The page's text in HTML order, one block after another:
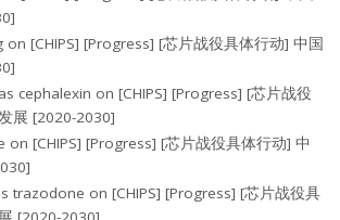
on[CHIPS] [Progress] [芯片战役具体行动] 中国
cephalexin on[CHIPS] [Progress] [芯片战役
展 [2020-2030]
on[CHIPS] [Progress] [芯片战役具体行动] 中
trazodone on[CHIPS] [Progress] [芯片战役具